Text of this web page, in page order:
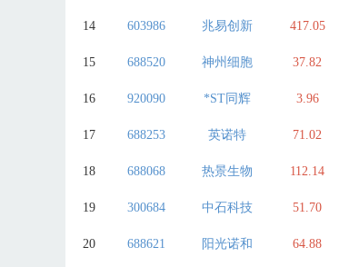
14 603986 兆易创新 417.05
15 688520 神州细胞 37.82
16 920090 *ST同辉 3.96
17 688253 英诺特 71.02
18 688068 热景生物 112.14
19 300684 中石科技 51.70
20 688621 阳光诺和 64.88